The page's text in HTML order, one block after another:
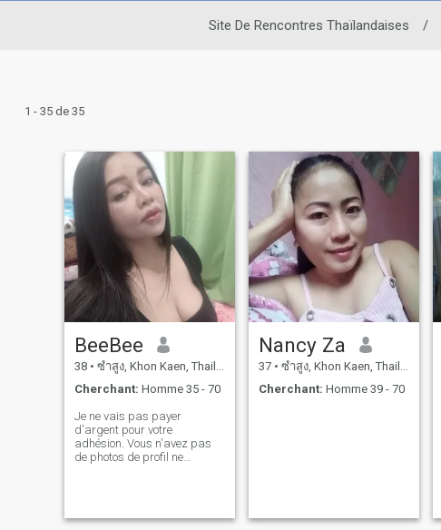
Site De Rencontres Thaïlandaises /
1 - 35 de 35
BeeBee
38 • ซำสูง, Khon Kaen, Thailande
Cherchant: Homme 35 - 70
Je ne vais pas payer
d'argent pour votre
adhésion. Vous n'avez pas
de photos de profil ne
Nancy Za
37 • ซำสูง, Khon Kaen, Thailande
Cherchant: Homme 39 - 70